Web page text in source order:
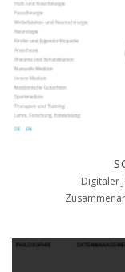
Digitaler